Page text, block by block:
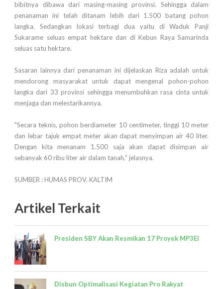
bibitnya dibawa dari masing-masing provinsi. Sehingga dalam
penanaman ini telah ditanam lebih dari 1.500 batang pohon
langka. Sedangkan lokasi terbagi dua yaitu di Waduk Panji
Sukarame seluas empat hektare dan di Kebun Raya Samarinda
seluas satu hektare.
Sasaran lainnya dari penanaman ini dijelaskan Riza adalah untuk
mendorong masyarakat untuk dapat mengenal pohon-pohon
langka dari 33 provinsi sehingga menumbuhkan rasa cinta untuk
menjaga dan melestarikannya.
"Secara teknis, pohon berdiameter 10 centimeter, tinggi 10 meter
dan lebar tajuk empat meter akan dapat menyimpan air 40 liter.
Dengan kita menanam 1.500 saja akan dapat disimpan air
sebanyak 60 ribu liter air dalam tanah," jelasnya.
SUMBER : HUMAS PROV. KALTIM
Artikel Terkait
Presiden SBY Akan Resmikan 17 Proyek MP3EI
Disbun Optimalisasi Kegiatan Pro Rakyat